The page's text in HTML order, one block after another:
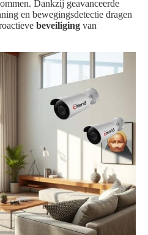
Dankzij geavanceerde
en bewegingsdetectie dragen
beveiliging van